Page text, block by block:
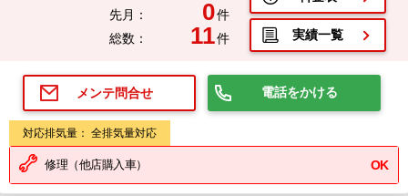
先月： 0件
総数：
11件 実績一覧
メンテ問合せ 電話をかける
対応排気量： 全排気量対応
修理（他店購入車） OK